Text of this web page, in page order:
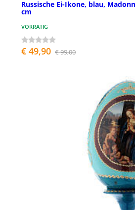
Russische Ei-Ikone, blau,
cm
VORRÄTIG
€ 49,90 € 99,00